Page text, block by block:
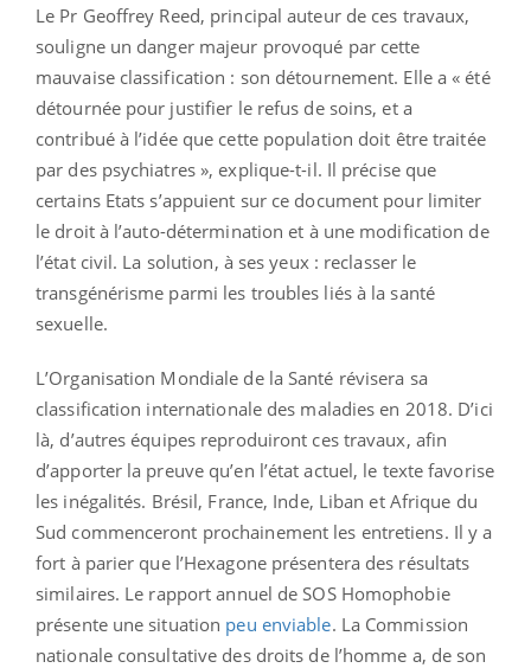
Le Pr Geoffrey Reed, principal auteur de ces travaux,
souligne un danger majeur provoqué par cette
mauvaise classification : son détournement. Elle a « été
détournée pour justifier le refus de soins, et a
contribué à l’idée que cette population doit être traitée
par des psychiatres », explique-t-il. Il précise que
certains Etats s’appuient sur ce document pour limiter
le droit à l’auto-détermination et à une modification de
l’état civil. La solution, à ses yeux : reclasser le
transgénérisme parmi les troubles liés à la santé
sexuelle.
L’Organisation Mondiale de la Santé révisera sa
classification internationale des maladies en 2018. D’ici
là, d’autres équipes reproduiront ces travaux, afin
d’apporter la preuve qu’en l’état actuel, le texte favorise
les inégalités. Brésil, France, Inde, Liban et Afrique du
Sud commenceront prochainement les entretiens. Il y a
fort à parier que l’Hexagone présentera des résultats
similaires. Le rapport annuel de SOS Homophobie
présente une situation peu enviable. La Commission
nationale consultative des droits de l’homme a, de son